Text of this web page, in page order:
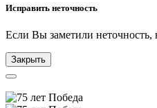
Исправить неточность
Если Вы заметили неточность,
Закрыть